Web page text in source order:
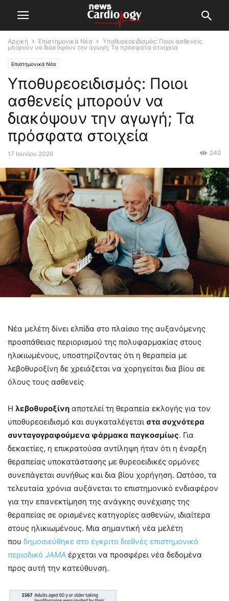
Αρχική Επιστημονικά Νέα
Υποθυρεοειδισμός: Ποιοι ασθενείς
μπορούν να διακόψουν την αγωγή; Τα πρόσφατα στοιχεία
Επιστημονικά Νέα
Υποθυρεοειδισμός: Ποιοι
ασθενείς μπορούν να
διακόψουν την αγωγή; Τα
πρόσφατα στοιχεία
17 Ιουνίου 2026 240
Νέα μελέτη δίνει ελπίδα στο πλαίσιο της αυξανόμενης
προσπάθειας περιορισμού της πολυφαρμακίας στους
ηλικιωμένους, υποστηρίζοντας ότι η θεραπεία με
λεβοθυροξίνη δε χρειάζεται να χορηγείται δια βίου σε
όλους τους ασθενείς
Η λεβοθυροξίνη αποτελεί τη θεραπεία εκλογής για τον
υποθυρεοειδισμό και συγκαταλέγεται στα συχνότερα
συνταγογραφούμενα φάρμακα παγκοσμίως. Για
δεκαετίες, η επικρατούσα αντίληψη ήταν ότι η έναρξη
θεραπείας υποκατάστασης με θυρεοειδικές ορμόνες
συνεπάγεται συνήθως και δια βίου χορήγηση. Ωστόσο, τα
τελευταία χρόνια αυξάνεται το επιστημονικό ενδιαφέρον
για την επανεκτίμηση της ανάγκης συνέχισης της
θεραπείας σε ορισμένες κατηγορίες ασθενών, ιδιαίτερα
στους ηλικιωμένους. Μια σημαντική νέα μελέτη
που δημοσιεύθηκε στο έγκριτο διεθνές επιστημονικό
περιοδικό JAMA έρχεται να προσφέρει νέα δεδομένα
προς αυτή την κατεύθυνση.